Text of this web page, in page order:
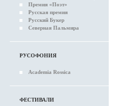
Премия «Поэт»
Русская премия
Русский Букер
Северная Пальмира
РУСОФОНИЯ
Academia Rossica
ФЕСТИВАЛИ